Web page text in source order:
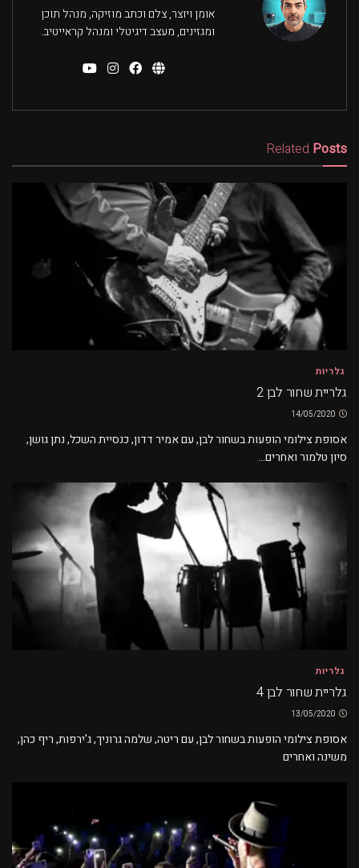
אומן ויוצר, צלם וכתב מוזיקה, מנהל תוכן
ומגזינים, מעצב דיגיטלי ומנהל קראייטיב.
Related Posts
גלריות
גלריית שחור לבן 2
אסופת צילומי הופעות בשחור לבן, עם אמיר דדון, כנסיית השכל, נתן גושן,
סיון טלמור ואחרים...
גלריות
גלריית שחור לבן 4
אסופת צילומי הופעות בשחור לבן, עם ריטה, שלמה גרוניך, ג'ירפות, ריף כהן,
משינה ואחרים